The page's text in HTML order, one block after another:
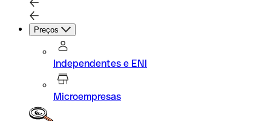
Preços
Independentes e ENI
Microempresas